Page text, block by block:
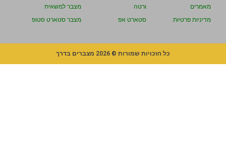
מאמרים
מדיניות פרטיות
ורטה
סטארט אפ
מצבר למשאית
מצבר סטארט סטופ
כל הזכויות שמורות © 2026 מצברים בדרך